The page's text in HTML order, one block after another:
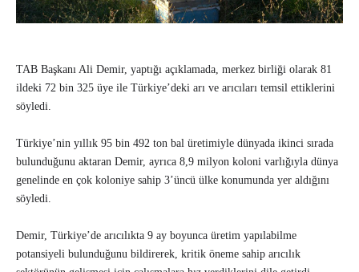
TAB Başkanı Ali Demir, yaptığı açıklamada, merkez birliği olarak 81
ildeki 72 bin 325 üye ile Türkiye’deki arı ve arıcıları temsil ettiklerini
söyledi.
Türkiye’nin yıllık 95 bin 492 ton bal üretimiyle dünyada ikinci sırada
bulunduğunu aktaran Demir, ayrıca 8,9 milyon koloni varlığıyla dünya
genelinde en çok koloniye sahip 3’üncü ülke konumunda yer aldığını
söyledi.
Demir, Türkiye’de arıcılıkta 9 ay boyunca üretim yapılabilme
potansiyeli bulunduğunu bildirerek, kritik öneme sahip arıcılık